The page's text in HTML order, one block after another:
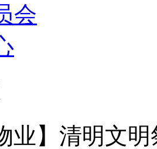
会
业】清明文